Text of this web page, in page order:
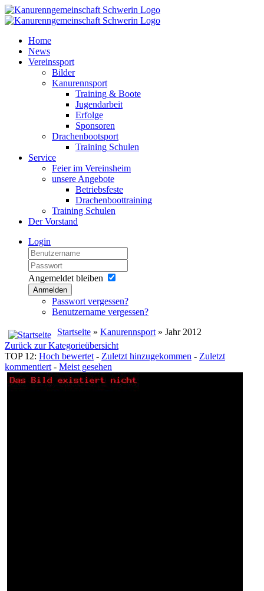
Home
News
Vereinssport
Bilder
Kanurennsport
Training & Boote
Jugendarbeit
Erfolge
Sponsoren
Drachenbootsport
Training Schulen
Service
Feier im Vereinsheim
unsere Angebote
Betriebsfeste
Drachenboottraining
Training Schulen
Der Vorstand
Login
Angemeldet bleiben
Anmelden
Passwort vergessen?
Benutzername vergessen?
Startseite » Kanurennsport » Jahr 2012
Zurück zur Kategorieübersicht
TOP 12: Hoch bewertet - Zuletzt hinzugekommen - Zuletzt
kommentiert - Meist gesehen